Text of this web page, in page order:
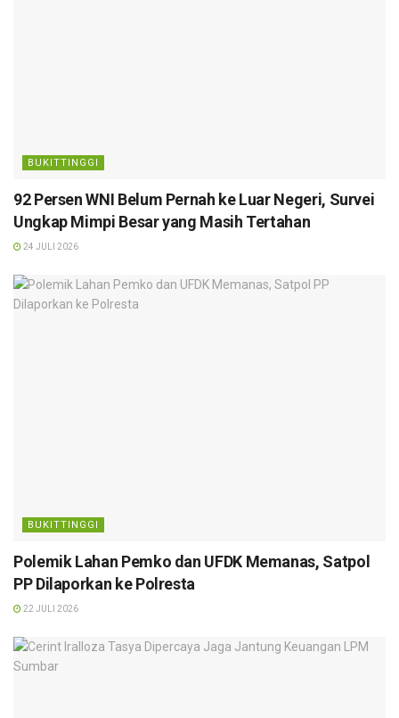
BUKITTINGGI
92 Persen WNI Belum Pernah ke Luar Negeri, Survei
Ungkap Mimpi Besar yang Masih Tertahan
24 JULI 2026
BUKITTINGGI
Polemik Lahan Pemko dan UFDK Memanas, Satpol
PP Dilaporkan ke Polresta
22 JULI 2026